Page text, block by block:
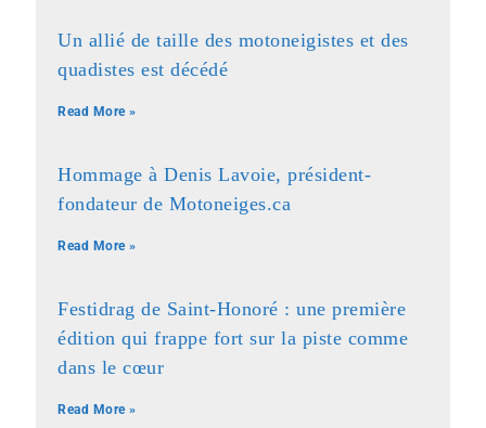
Un allié de taille des motoneigistes et des
quadistes est décédé
Read More »
Hommage à Denis Lavoie, président-
fondateur de Motoneiges.ca
Read More »
Festidrag de Saint-Honoré : une première
édition qui frappe fort sur la piste comme
dans le cœur
Read More »